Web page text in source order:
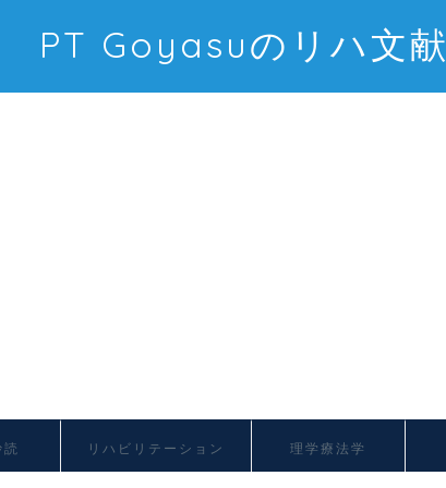
PT Goyasuのリハ文献
読 リハビリテーション 理学療法学